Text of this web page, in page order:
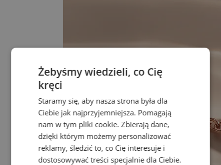
Żebyśmy wiedzieli, co Cię
kręci
Staramy się, aby nasza strona była dla
Ciebie jak najprzyjemniejsza. Pomagają
nam w tym pliki cookie. Zbierają dane,
dzięki którym możemy personalizować
reklamy, śledzić to, co Cię interesuje i
dostosowywać treści specjalnie dla Ciebie.